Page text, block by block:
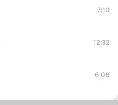
7:10
12:32
6:06